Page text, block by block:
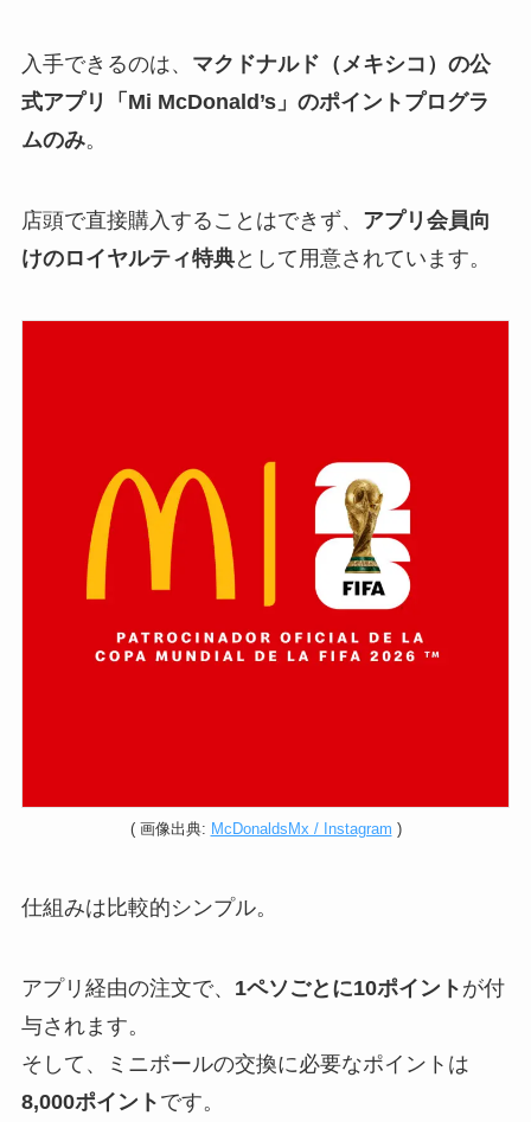
入手できるのは、 マクドナルド（メキシコ）の公
式アプリ「Mi McDonald’s」のポイントプログラ
ムのみ。
店頭で直接購入することはできず、 アプリ会員向
けのロイヤルティ特典として用意されています。
( 画像出典: McDonaldsMx / Instagram )
仕組みは比較的シンプル。
アプリ経由の注文で、 1ペソごとに10ポイント が付
与されます。
そして、ミニボールの交換に必要なポイントは
8,000ポイント です。